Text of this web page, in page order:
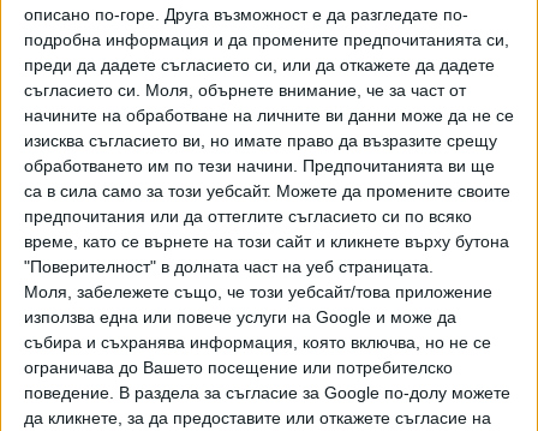
описано по-горе. Друга възможност е да разгледате по-
подробна информация и да промените предпочитанията си,
преди да дадете съгласието си, или да откажете да дадете
съгласието си.
Моля, обърнете внимание, че за част от
начините на обработване на личните ви данни може да не се
изисква съгласието ви, но имате право да възразите срещу
обработването им по тези начини. Предпочитанията ви ще
са в сила само за този уебсайт. Можете да промените своите
предпочитания или да оттеглите съгласието си по всяко
време, като се върнете на този сайт и кликнете върху бутона
"Поверителност" в долната част на уеб страницата.
Моля, забележете също, че този уебсайт/това приложение
използва една или повече услуги на Google и може да
събира и съхранява информация, която включва, но не се
ограничава до Вашето посещение или потребителско
поведение. В раздела за съгласие за Google по-долу можете
да кликнете, за да предоставите или откажете съгласие на
Окръжната прокуратура на Бургас също е започнала
проверка.
Преди няколко дни концесионерът на плаж "Смокиня-
север" Иван Алексиев заяви, че след зимния сезон
всички заведения били паднали, затова взели решения да
ги подменят. "Говорихме със собствениците, те са
преместваеми, да ги изнесат. Тези заведения са на 16-
17 години, преди тях е имало други и други".
Според сигналите на недоволните граждани обаче
разораването на плажа е заради предстоящо
изграждане на дискотека, част от известна верига.
Кметът на Созопол Тихомир Янакиев уточни пред БНР,